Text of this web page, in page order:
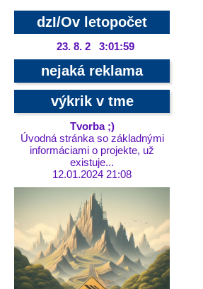
dzI/Ov letopočet
23. 8. 2 3:02:00
nejaká reklama
výkrik v tme
Tvorba ;)
Úvodná stránka so základnými
informáciami o projekte, už
existuje...
12.01.2024 21:08